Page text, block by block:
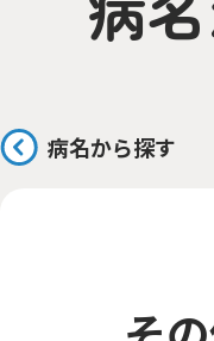
病名から探す